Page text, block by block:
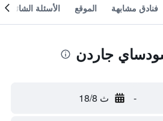
فنادق مشابهة الموقع الأسئلة الشائعة
جاردن
- ث 18/8